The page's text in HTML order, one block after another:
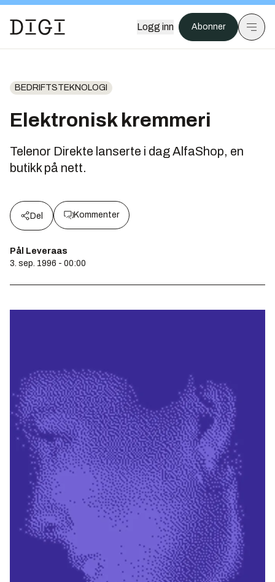
Logg inn Abonner
BEDRIFTSTEKNOLOGI
Elektronisk kremmeri
Telenor Direkte lanserte i dag AlfaShop, en
butikk på nett.
Del Kommenter
Pål Leveraas
3. sep. 1996 - 00:00